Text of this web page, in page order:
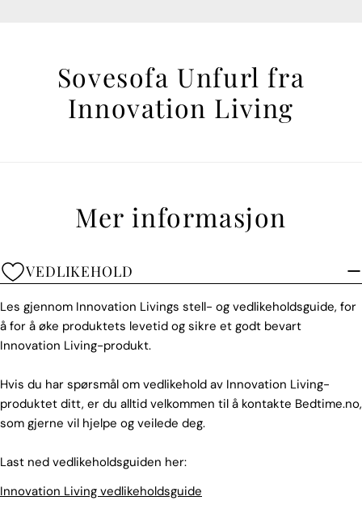
Sovesofa Unfurl fra
Innovation Living
Mer informasjon
VEDLIKEHOLD
Les gjennom Innovation Livings stell- og vedlikeholdsguide, for
å for å øke produktets levetid og sikre et godt bevart
Innovation Living-produkt.
Hvis du har spørsmål om vedlikehold av Innovation Living-
produktet ditt, er du alltid velkommen til å kontakte Bedtime.no,
som gjerne vil hjelpe og veilede deg.
Last ned vedlikeholdsguiden her:
Innovation Living vedlikeholdsguide